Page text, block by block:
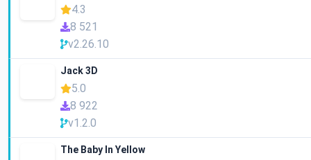
4.3
8 521
v2.26.10
Jack 3D
5.0
8 922
v1.2.0
The Baby In Yellow